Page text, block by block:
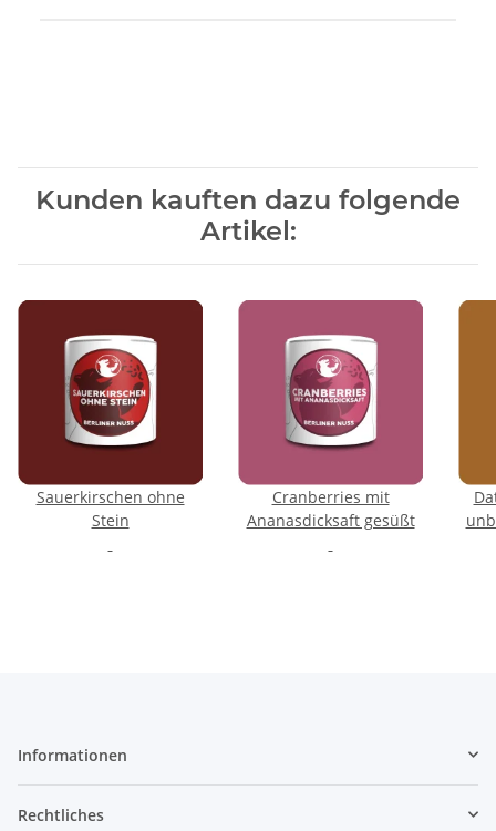
Kunden kauften dazu folgende
Artikel:
Sauerkirschen ohne
Stein
Cranberries mit
Ananasdicksaft gesüßt
Informationen
Rechtliches